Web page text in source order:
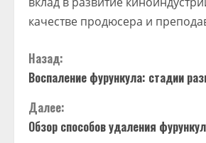
качестве продюсера и
П
р
о
Назад:
Воспаление фурункула: стадии
Далее:
Обзор способов удаления